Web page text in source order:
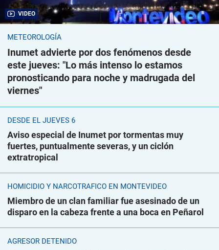
VIDEO
METEOROLOGÍA
Inumet advierte por dos fenómenos desde
este jueves: "Lo más intenso lo estamos
pronosticando para noche y madrugada del
viernes"
DESDE EL JUEVES 6
Aviso especial de Inumet por tormentas muy
fuertes, puntualmente severas, y un ciclón
extratropical
HOMICIDIO Y NARCOTRÁFICO EN MONTEVIDEO
Miembro de un clan familiar fue asesinado de un
disparo en la cabeza frente a una boca en Peñarol
AGRESOR DETENIDO